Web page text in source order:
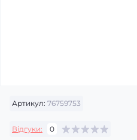
Артикул: 76759753
Відгуки: 0